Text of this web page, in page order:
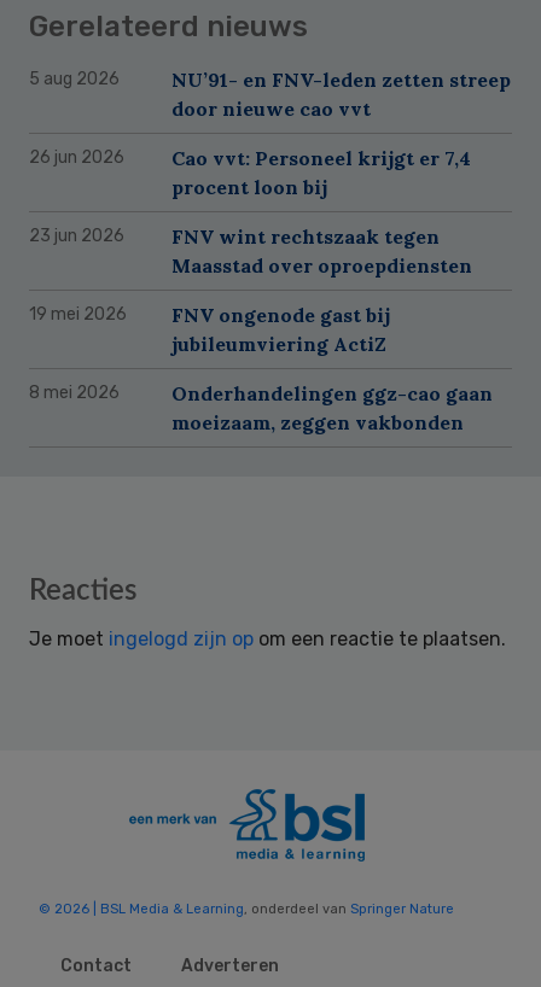
Gerelateerd nieuws
5 aug 2026
NU’91- en FNV-leden zetten streep
door nieuwe cao vvt
26 jun 2026
Cao vvt: Personeel krijgt er 7,4
procent loon bij
23 jun 2026
FNV wint rechtszaak tegen
Maasstad over oproepdiensten
19 mei 2026
FNV ongenode gast bij
jubileumviering ActiZ
8 mei 2026
Onderhandelingen ggz-cao gaan
moeizaam, zeggen vakbonden
Reader
Reacties
Je moet ingelogd zijn op om een reactie te plaatsen.
© 2026 | BSL Media & Learning, onderdeel van Springer Nature
Contact Adverteren